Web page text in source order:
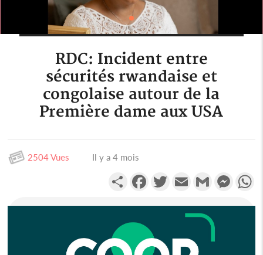
RDC: Incident entre
sécurités rwandaise et
congolaise autour de la
Première dame aux USA
2504 Vues Il y a 4 mois
PartagerFacebookTwitterEmail Gmail